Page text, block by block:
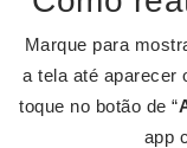
Marque para
a tela até aparecer
toque no botão de “
app